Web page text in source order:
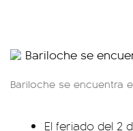
Bariloche se encuentra
El feriado del 2